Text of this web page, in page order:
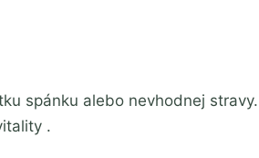
spánku alebo nevhodnej stravy.
.